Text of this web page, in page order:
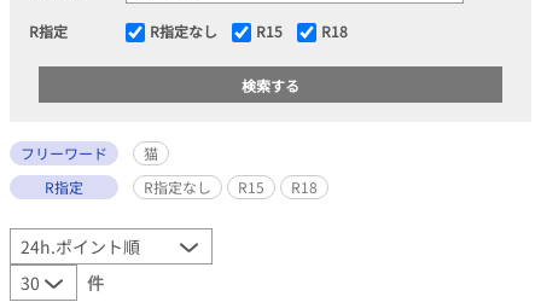
R指定 R指定なし R15 R18
フリーワード
猫
R指定
R指定なし R15 R18
件